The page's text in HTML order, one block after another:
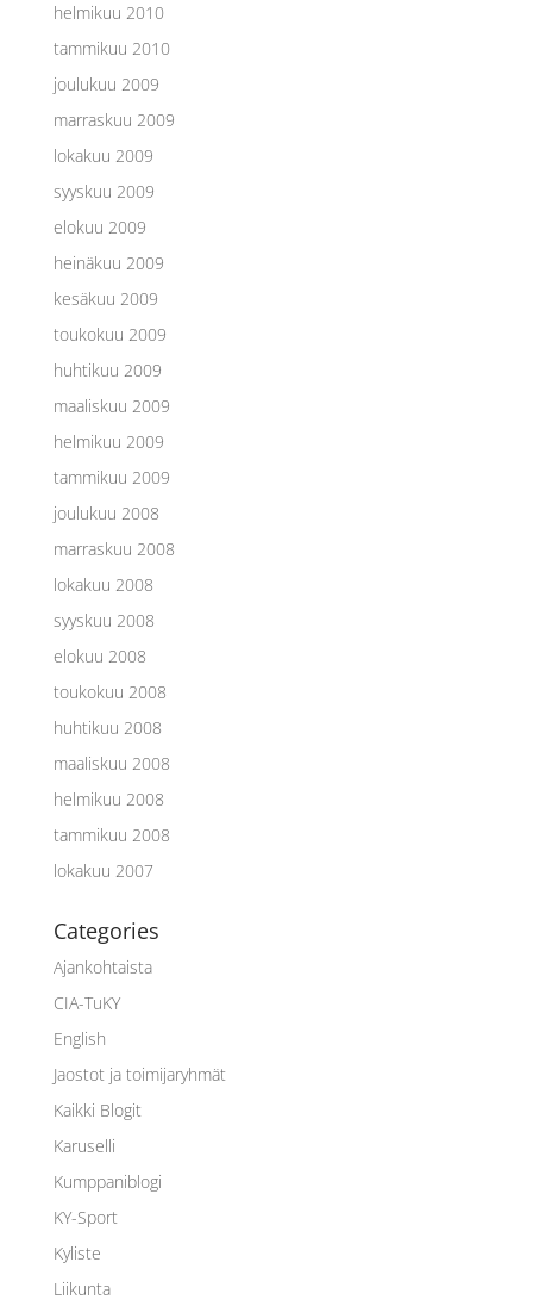
helmikuu 2010
tammikuu 2010
joulukuu 2009
marraskuu 2009
lokakuu 2009
syyskuu 2009
elokuu 2009
heinäkuu 2009
kesäkuu 2009
toukokuu 2009
huhtikuu 2009
maaliskuu 2009
helmikuu 2009
tammikuu 2009
joulukuu 2008
marraskuu 2008
lokakuu 2008
syyskuu 2008
elokuu 2008
toukokuu 2008
huhtikuu 2008
maaliskuu 2008
helmikuu 2008
tammikuu 2008
lokakuu 2007
Categories
Ajankohtaista
CIA-TuKY
English
Jaostot ja toimijaryhmät
Kaikki Blogit
Karuselli
Kumppaniblogi
KY-Sport
Kyliste
Liikunta